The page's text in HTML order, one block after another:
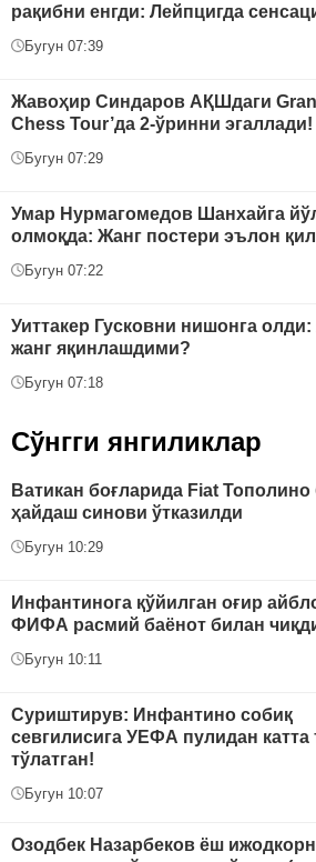
рақибни енгди: Лейпцигда
Бугун 07:39
Жавоҳир Синдаров АҚШдаги
Chess Tour’да 2-ўринни эгаллади!
Бугун 07:29
Умар Нурмагомедов Шанхайга
олмоқда: Жанг постери эълон
Бугун 07:22
Уиттакер Гусковни нишонга олди:
жанг яқинлашдими?
Бугун 07:18
Сўнгги янгиликлар
Ватикан боғларида Fiat Тополино
ҳайдаш синови ўтказилди
Бугун 10:29
Инфантинога қўйилган оғир
ФИФА расмий баёнот билан
Бугун 10:11
Суриштирув: Инфантино собиқ
севгилисига УЕФА пулидан катта
тўлатган!
Бугун 10:07
Озодбек Назарбеков ёш